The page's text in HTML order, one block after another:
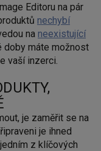
Editoru na pár
nechybí
na neexistující
doby máte možnost
vaší inzerci.
je zaměřit se na
je ihned
z klíčových